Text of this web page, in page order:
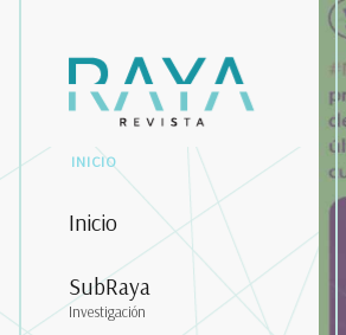
INICIO
Inicio
SubRaya
Investigación